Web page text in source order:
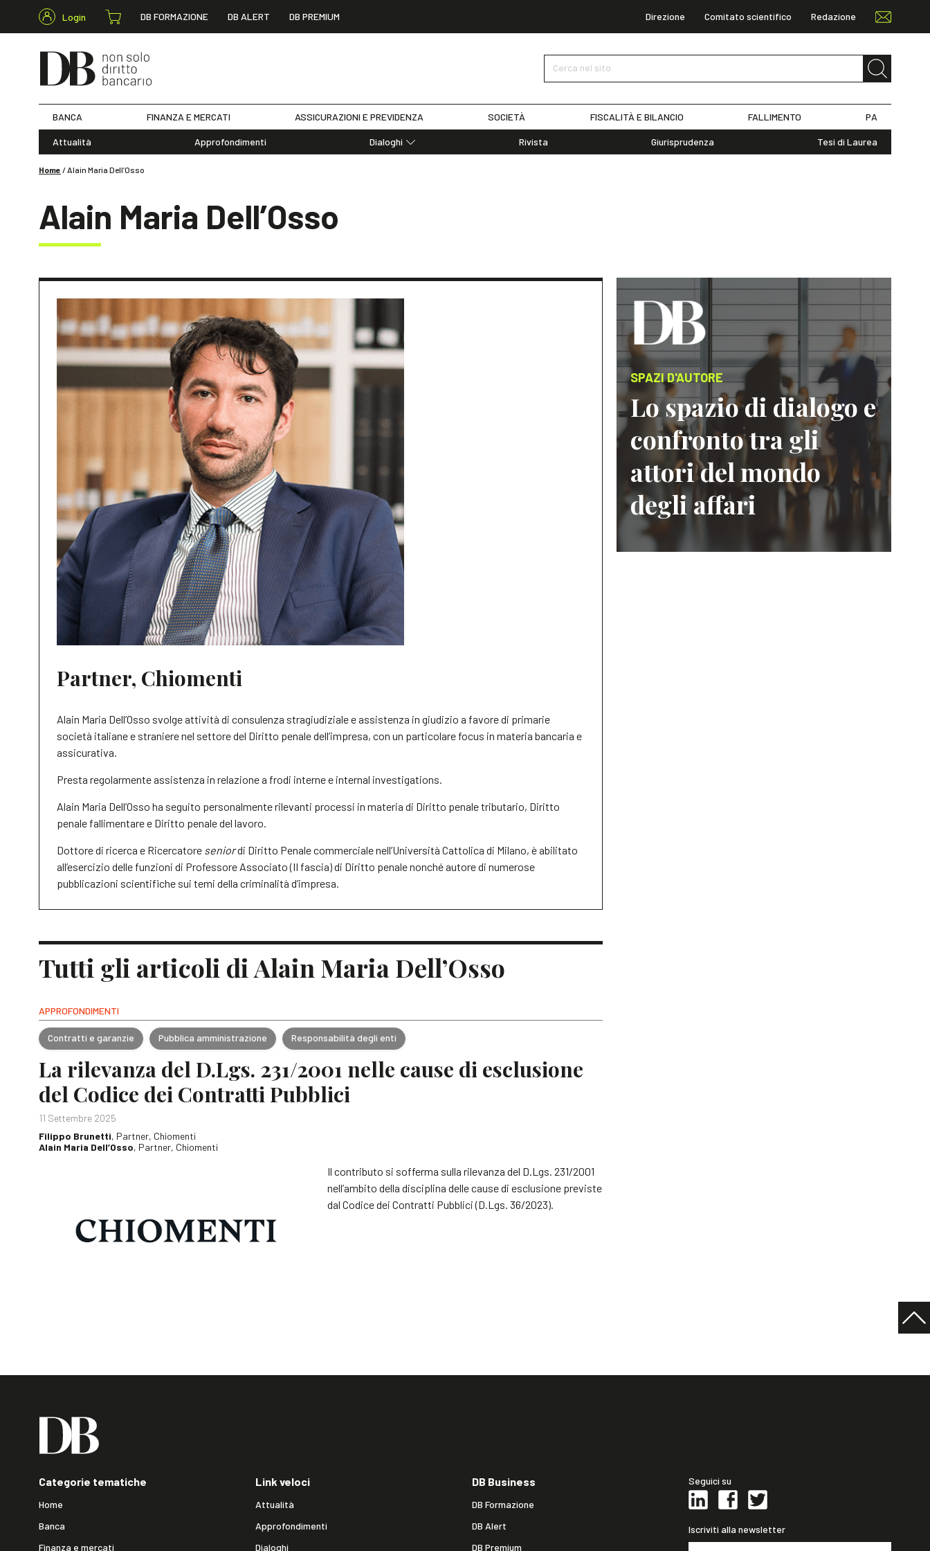
Login DB FORMAZIONE DB ALERT DB PREMIUM Direzione Comitato scientifico Redazione
Cerca nel sito
BANCA FINANZA E MERCATI ASSICURAZIONI E PREVIDENZA SOCIETÀ FISCALITÀ E BILANCIO FALLIMENTO PA
Attualità Approfondimenti
Dialoghi
Note
Rivista Giurisprudenza Tesi di Laurea
Home /Alain Maria Dell’Osso
Alain Maria Dell’Osso
Partner, Chiomenti
Alain Maria Dell’Osso svolge attività di consulenza stragiudiziale e assistenza in giudizio a favore di primarie
società italiane e straniere nel settore del Diritto penale dell’impresa, con un particolare focus in materia bancaria e
assicurativa.
Presta regolarmente assistenza in relazione a frodi interne e internal investigations.
Alain Maria Dell’Osso ha seguito personalmente rilevanti processi in materia di Diritto penale tributario, Diritto
penale fallimentare e Diritto penale del lavoro.
Dottore di ricerca e Ricercatore seniordi Diritto Penale commerciale nell’Università Cattolica di Milano, è abilitato
all’esercizio delle funzioni di Professore Associato (II fascia) di Diritto penale nonché autore di numerose
pubblicazioni scientifiche sui temi della criminalità d’impresa.
Tutti gli articoli di Alain Maria Dell’Osso
APPROFONDIMENTI
Contratti e garanzie Pubblica amministrazione Responsabilità degli enti
La rilevanza del D.Lgs. 231/2001 nelle cause di esclusione
del Codice dei Contratti Pubblici
11 Settembre 2025
Filippo Brunetti, Partner, Chiomenti
Alain Maria Dell’Osso, Partner, Chiomenti
Il contributo si sofferma sulla rilevanza del D.Lgs. 231/2001
nell’ambito della disciplina delle cause di esclusione previste
dal Codice dei Contratti Pubblici (D.Lgs. 36/2023).
SPAZI D'AUTORE
Lo spazio di dialogo e
confronto tra gli
attori del mondo
degli affari
Categorie tematiche
Home
Banca
Finanza e mercati
Link veloci
Attualità
Approfondimenti
Dialoghi
DB Business
DB Formazione
DB Alert
DB Premium
Seguici su
Iscriviti alla newsletter